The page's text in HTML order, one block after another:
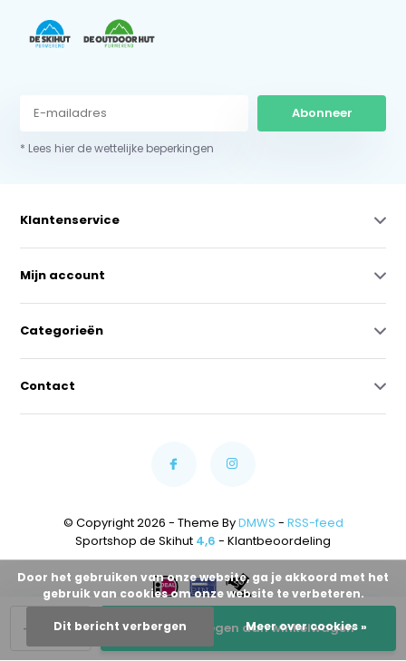
+
- Toevoegen aan winkelwagen
Abonneer
* Lees hier de wettelijke beperkingen
Klantenservice
Mijn account
Categorieën
Contact
© Copyright 2026 - Theme ByDMWS - RSS-feed
Sportshop de Skihut 4,6 - Klantbeoordeling
Door het gebruiken van onze website, ga je akkoord met het
gebruik van cookies om onze website te verbeteren.
Dit bericht verbergen Meer over cookies »